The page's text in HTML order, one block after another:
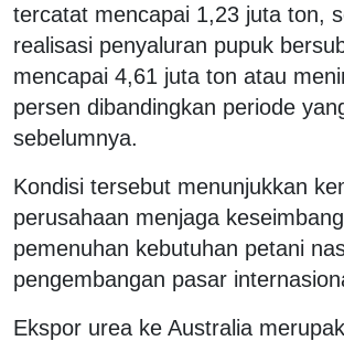
tercatat mencapai 1,23 juta ton,
realisasi penyaluran pupuk
mencapai 4,61 juta ton atau
persen dibandingkan periode
sebelumnya.
Kondisi tersebut menunjukkan
perusahaan menjaga
pemenuhan kebutuhan petani
pengembangan pasar
Ekspor urea ke Australia